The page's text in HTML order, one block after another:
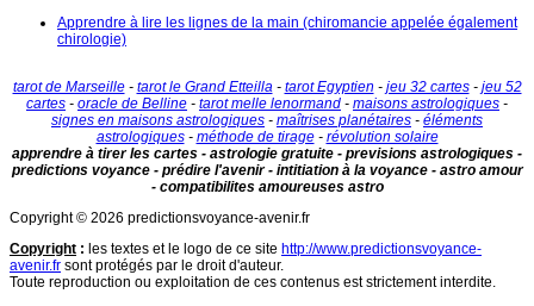
Apprendre à lire les lignes de la main (chiromancie appelée également
chirologie)
tarot de Marseille- tarot le Grand Etteilla- tarot Egyptien - jeu 32 cartes- jeu 52
cartes - oracle de Belline - tarot melle lenormand - maisons astrologiques -
signes en maisons astrologiques - maîtrises planétaires - éléments
astrologiques- méthode de tirage- révolution solaire
apprendre à tirer les cartes - astrologie gratuite - previsions astrologiques -
predictions voyance - prédire l'avenir - intitiation à la voyance - astro amour
- compatibilites amoureuses astro
Copyright © 2026 predictionsvoyance-avenir.fr
Copyright : les textes et le logo de ce site http://www.predictionsvoyance-
avenir.fr sont protégés par le droit d'auteur.
Toute reproduction ou exploitation de ces contenus est strictement interdite.